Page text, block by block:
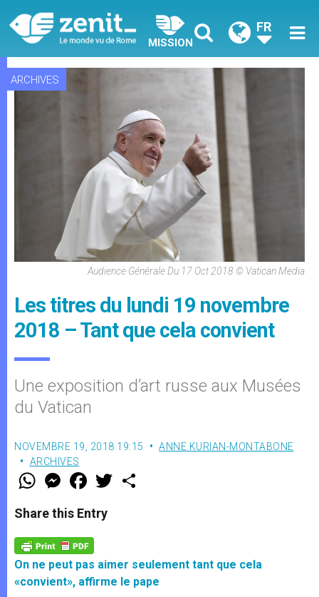
MISSION
FR
ARCHIVES
Audience Générale Du 17 Oct 2018 © Vatican Media
Les titres du lundi 19 novembre
2018 – Tant que cela convient
Une exposition d’art russe aux Musées
du Vatican
NOVEMBRE 19, 2018 19:15
ANNE KURIAN-MONTABONE
ARCHIVES
W
t
s
p
p
M
e
s
e
g
e
r
F
a
e
b
o
k
w
Share this Entry
On ne peut pas aimer seulement tant que cela
«convient», affirme le pape